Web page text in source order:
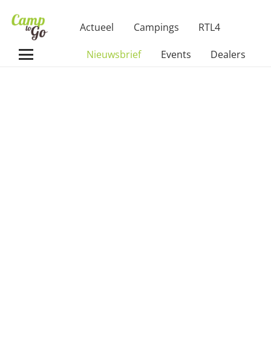
Actueel Campings RTL4
Nieuwsbrief Events Dealers